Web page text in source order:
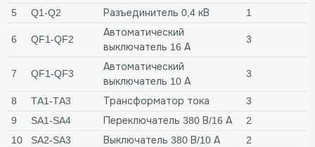
5 Q1-Q2 Разъединитель 0,4 кВ 1
6 QF1-QF2
Автоматический
выключатель 16 А
3
7 QF1-QF3
Автоматический
выключатель 10 А
3
8 TA1-TA3 Трансформатор тока
3
9
SA1-SA4 Переключатель 380 В/16 А
2
10
SA2-SA3 Выключатель 380 В/10 А
2